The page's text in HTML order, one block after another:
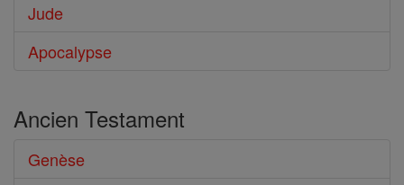
Jude
Apocalypse
Ancien Testament
Genèse